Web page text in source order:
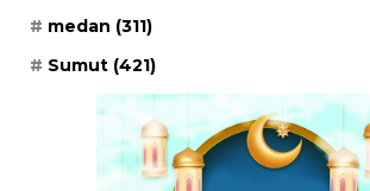
medan (311)
Sumut (421)